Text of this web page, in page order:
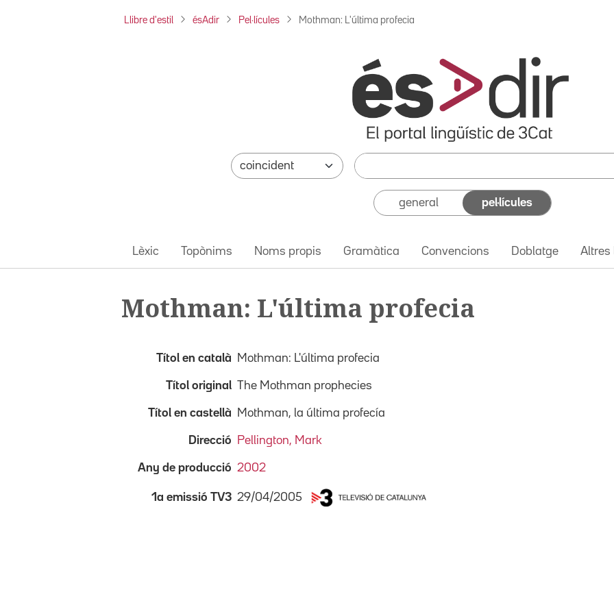
Llibre d'estil ésAdir Pel·lícules Mothman: L'última profecia
general pel·lícules
Lèxic Topònims Noms propis Gramàtica Convencions Doblatge Altres
Mothman: L'última profecia
Títol en català Mothman: L'última profecia
Títol original The Mothman prophecies
Títol en castellà Mothman, la última profecía
Direcció Pellington, Mark
Any de producció 2002
1a emissió TV3 29/04/2005